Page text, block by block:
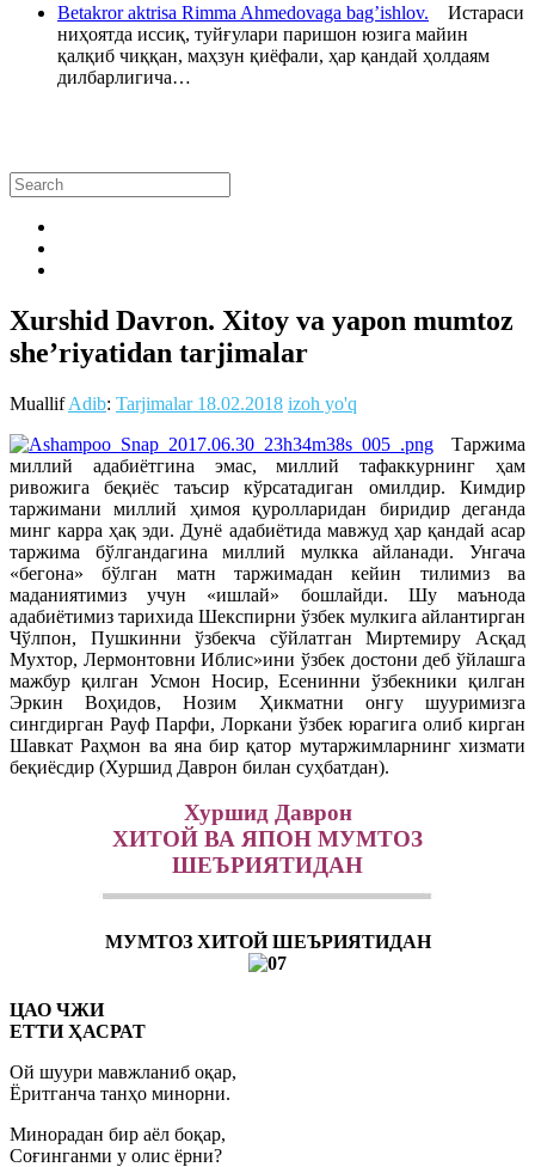
Betakror aktrisa Rimma Ahmedovaga bag’ishlov. Истараси
ниҳоятда иссиқ, туйғулари паришон юзига майин
қалқиб чиққан, маҳзун қиёфали, ҳар қандай ҳолдаям
дилбарлигича…
Xurshid Davron. Xitoy va yapon mumtoz
she’riyatidan tarjimalar
MuallifAdib: Tarjimalar 18.02.2018 izoh yo'q
Таржима
миллий адабиётгина эмас, миллий тафаккурнинг ҳам
ривожига беқиёс таъсир кўрсатадиган омилдир. Кимдир
таржимани миллий ҳимоя қуролларидан биридир деганда
минг карра ҳақ эди. Дунё адабиётида мавжуд ҳар қандай асар
таржима бўлгандагина миллий мулкка айланади. Унгача
«бегона» бўлган матн таржимадан кейин тилимиз ва
маданиятимиз учун «ишлай» бошлайди. Шу маънода
адабиётимиз тарихида Шекспирни ўзбек мулкига айлантирган
Чўлпон, Пушкинни ўзбекча сўйлатган Миртемиру Асқад
Мухтор, Лермонтовни Иблис»ини ўзбек достони деб ўйлашга
мажбур қилган Усмон Носир, Есенинни ўзбекники қилган
Эркин Воҳидов, Нозим Ҳикматни онгу шууримизга
сингдирган Рауф Парфи, Лоркани ўзбек юрагига олиб кирган
Шавкат Раҳмон ва яна бир қатор мутаржимларнинг хизмати
беқиёсдир (Хуршид Даврон билан суҳбатдан).
Хуршид Даврон
ХИТОЙ ВА ЯПОН МУМТОЗ
ШЕЪРИЯТИДАН
МУМТОЗ ХИТОЙ ШЕЪРИЯТИДАН
ЦАО ЧЖИ
ЕТТИ ҲАСРАТ
Ой шуури мавжланиб оқар,
Ёритганча танҳо минорни.
Минорадан бир аёл боқар,
Соғинганми у олис ёрни?